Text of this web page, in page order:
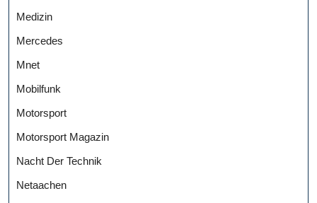
Medizin
Mercedes
Mnet
Mobilfunk
Motorsport
Motorsport Magazin
Nacht Der Technik
Netaachen